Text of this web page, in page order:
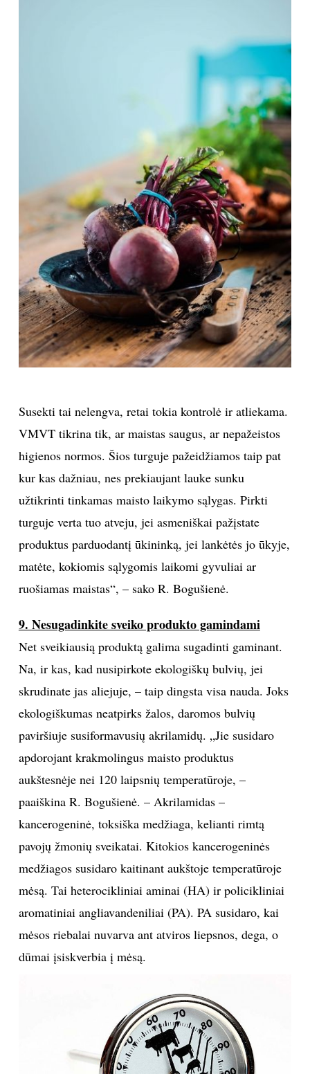
Susekti tai nelengva, retai tokia kontrolė ir atliekama.
VMVT tikrina tik, ar maistas saugus, ar nepažeistos
higienos normos. Šios turguje pažeidžiamos taip pat
kur kas dažniau, nes prekiaujant lauke sunku
užtikrinti tinkamas maisto laikymo sąlygas. Pirkti
turguje verta tuo atveju, jei asmeniškai pažįstate
produktus parduodantį ūkininką, jei lankėtės jo ūkyje,
matėte, kokiomis sąlygomis laikomi gyvuliai ar
ruošiamas maistas“, – sako R. Bogušienė.
9. Nesugadinkite sveiko produkto gamindami
Net sveikiausią produktą galima sugadinti gaminant.
Na, ir kas, kad nusipirkote ekologiškų bulvių, jei
skrudinate jas aliejuje, – taip dingsta visa nauda. Joks
ekologiškumas neatpirks žalos, daromos bulvių
paviršiuje susiformavusių akrilamidų. „Jie susidaro
apdorojant krakmolingus maisto produktus
aukštesnėje nei 120 laipsnių temperatūroje, –
paaiškina R. Bogušienė. – Akrilamidas –
kancerogeninė, toksiška medžiaga, kelianti rimtą
pavojų žmonių sveikatai. Kitokios kancerogeninės
medžiagos susidaro kaitinant aukštoje temperatūroje
mėsą. Tai heterocikliniai aminai (HA) ir policikliniai
aromatiniai angliavandeniliai (PA). PA susidaro, kai
mėsos riebalai nuvarva ant atviros liepsnos, dega, o
dūmai įsiskverbia į mėsą.